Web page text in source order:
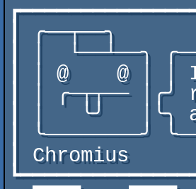
┃
┃ │  └──┴──╮
┃ │ @    @ │
┃ │ ╭─┬┬──
┃ │   ╰╯
┃ ╰────────╯
┃